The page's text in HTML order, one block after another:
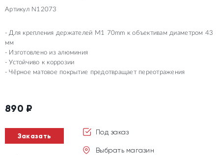
Артикул N12073
Для крепления держателей M1 70mm к объективам диаметром 43
мм
Изготовлено из алюминия
Устойчиво к коррозии
Чёрное матовое покрытие предотвращает переотражения
890 ₽
Заказать Под заказ
Выбрать магазин